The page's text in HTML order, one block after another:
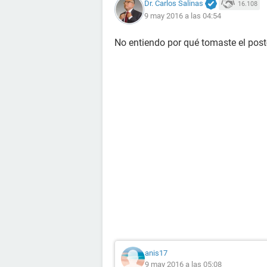
Dr. Carlos Salinas 16.108
9 may 2016 a las 04:54
No entiendo por qué tomaste el
anis17
9 may 2016 a las 05:08